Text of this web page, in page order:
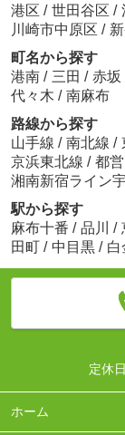
港区 / 世田谷区 /
川崎市中原区 /
町名から探す
港南 / 三田 / 赤坂
代々木 / 南麻布
路線から探す
山手線 / 南北線 /
京浜東北線 / 都
湘南新宿ライン
駅から探す
麻布十番 / 品川 /
田町 / 中目黒 / 白
定休
ホーム